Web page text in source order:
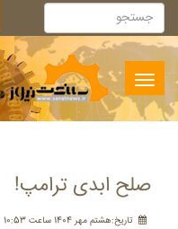
Toggle
navigation
صلح ابدی ترامپ!
تاريخ:هشتم مهر 1404 ساعت 10:53